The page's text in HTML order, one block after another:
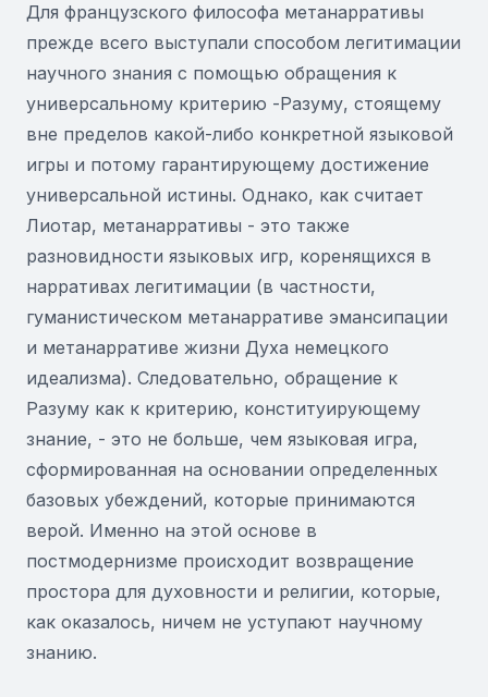
Для французского философа метанарративы
прежде всего выступали способом легитимации
научного знания с помощью обращения к
универсальному критерию -Разуму, стоящему
вне пределов какой-либо конкретной языковой
игры и потому гарантирующему достижение
универсальной истины. Однако, как считает
Лиотар, метанарративы - это также
разновидности языковых игр, коренящихся в
нарративах легитимации (в частности,
гуманистическом метанарративе эмансипации
и метанарративе жизни Духа немецкого
идеализма). Следовательно, обращение к
Разуму как к критерию, конституирующему
знание, - это не больше, чем языковая игра,
сформированная на основании определенных
базовых убеждений, которые принимаются
верой. Именно на этой основе в
постмодернизме происходит возвращение
простора для духовности и религии, которые,
как оказалось, ничем не уступают научному
знанию.